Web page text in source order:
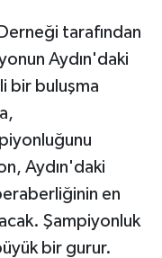
tarafından
Aydın'daki
bir buluşma
Aydın'daki
en
Şampiyonluk
bir gurur.